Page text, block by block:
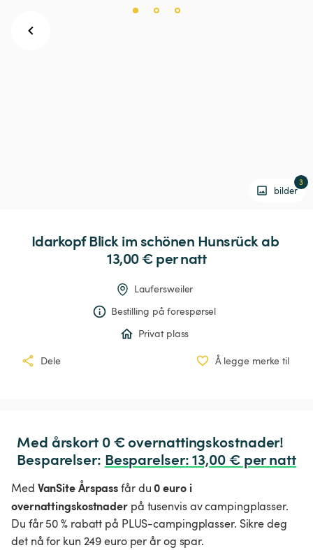
bilder
3
IdarkopfBlickim schönen Hunsrück ab
13,00 € per natt
Laufersweiler
Bestilling på forespørsel
Privat plass
Dele Å legge merke til
Med årskort 0 € overnattingskostnader!
Besparelser: Besparelser: 13,00 € per natt
Med VanSite Årspassfår du0 euro i
overnattingskostnaderpå tusenvis av campingplasser.
Du får 50 % rabatt på PLUS-campingplasser. Sikre deg
det nå for kun 249 euro per år og spar.